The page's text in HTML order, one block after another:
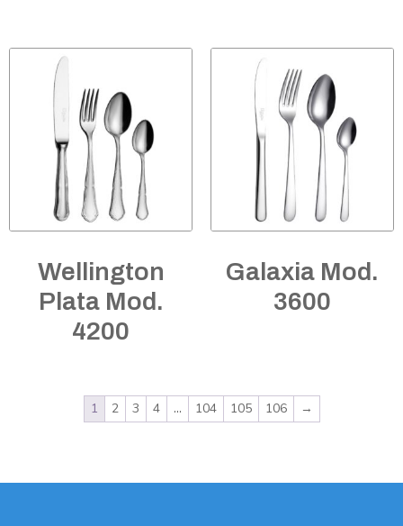
Wellington
Plata Mod.
4200
Galaxia Mod.
3600
1 2 3 4 … 104 105 106 →